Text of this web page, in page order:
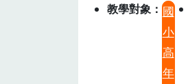
教學對象
國
小
高
年